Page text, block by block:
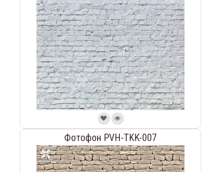
Фотофон PVH-TKK-007